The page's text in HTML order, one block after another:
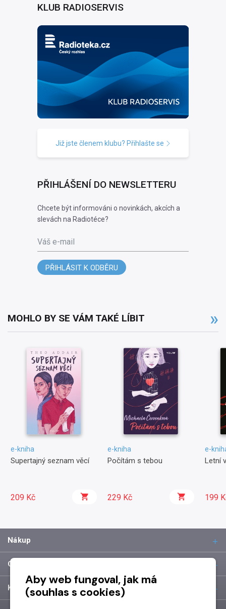
KLUB RADIOSERVIS
Již jste členem klubu? Přihlašte se
PŘIHLÁŠENÍ DO NEWSLETTERU
Chcete být informováni o novinkách, akcích a
slevách na Radiotéce?
Váš e-mail
PŘIHLÁSIT K ODBĚRU
MOHLO BY SE VÁM TAKÉ LÍBIT
e-kniha
Supertajný seznam věcí
209 Kč
e-kniha
Počítám s tebou
229 Kč
e-
Letní
199
Nákup
O společnosti
Kontakt
Aby web fungoval, jak má
(souhlas s cookies)